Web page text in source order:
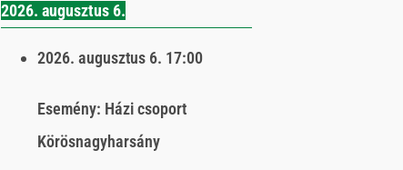
2026. augusztus 6.
2026. augusztus 6. 17:00
Esemény: Házi csoport
Körösnagyharsány